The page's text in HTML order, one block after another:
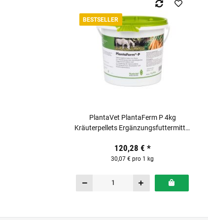
BESTSELLER
PlantaVet PlantaFerm P 4kg
Kräuterpellets Ergänzungsfuttermittel
120,28 € *
30,07 € pro 1 kg